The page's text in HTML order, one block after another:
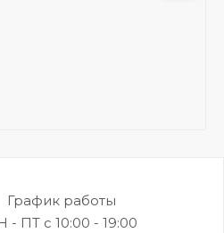
График работы
- ПТ с 10:00 - 19:00